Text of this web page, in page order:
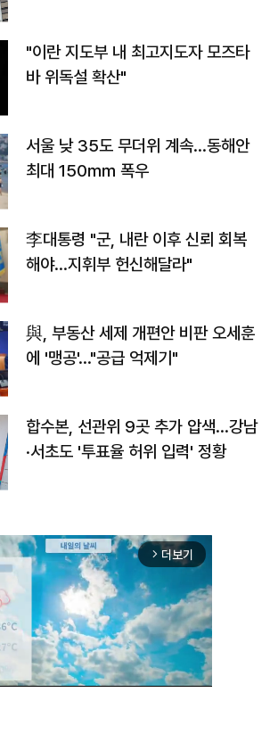
"이란 지도부 내 최고지도자 모즈타
바 위독설 확산"
서울 낮 35도 무더위 계속…동해안
최대 150㎜ 폭우
李대통령 "군, 내란 이후 신뢰 회복
해야…지휘부 헌신해달라"
與, 부동산 세제 개편안 비판 오세훈
에 '맹공'…"공급 억제기"
합수본, 선관위 9곳 추가 압색…강남
·서초도 '투표율 허위 입력' 정황
arrow_forward_ios 더보기